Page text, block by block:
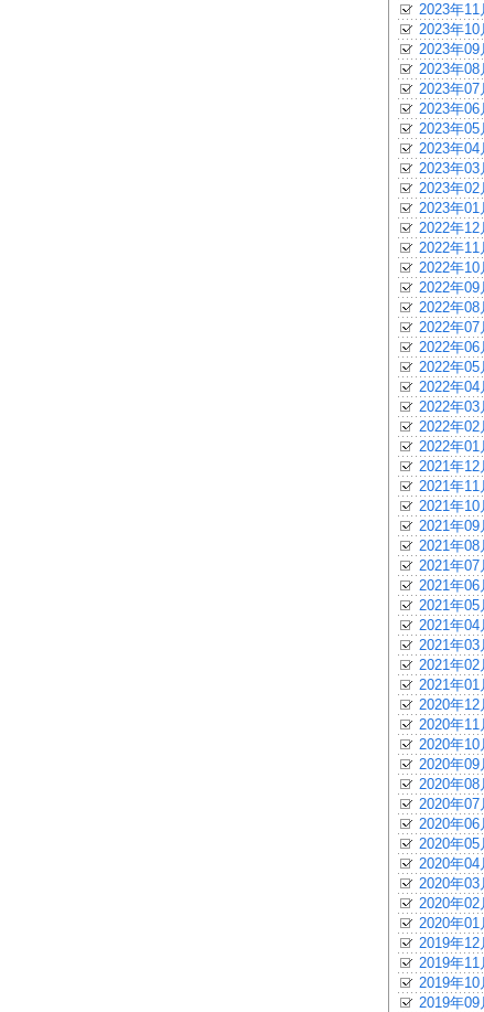
2023年11
2023年10
2023年09
2023年08
2023年07
2023年06
2023年05
2023年04
2023年03
2023年02
2023年01
2022年12
2022年11
2022年10
2022年09
2022年08
2022年07
2022年06
2022年05
2022年04
2022年03
2022年02
2022年01
2021年12
2021年11
2021年10
2021年09
2021年08
2021年07
2021年06
2021年05
2021年04
2021年03
2021年02
2021年01
2020年12
2020年11
2020年10
2020年09
2020年08
2020年07
2020年06
2020年05
2020年04
2020年03
2020年02
2020年01
2019年12
2019年11
2019年10
2019年09